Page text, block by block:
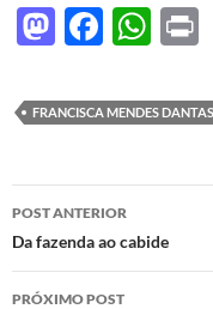
M
to
d
o
n
F
e
b
o
o
k
W
at
s
A
p
FRANCISCA MENDES DANTAS
Navegação
de
posts
POST ANTERIOR
Da fazenda ao cabide
PRÓXIMO POST